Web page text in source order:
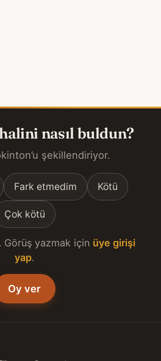
nasıl buldun?
şekillendiriyor.
Fark etmedim Kötü
Çok kötü
Görüş yazmak için üye girişi
yap.
Oy ver